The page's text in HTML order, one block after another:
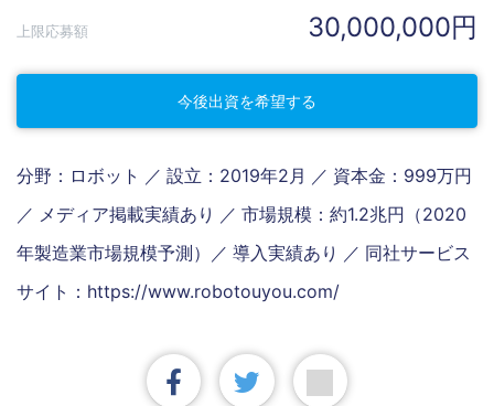
上限応募額 30,000,000円
今後出資を希望する
分野：ロボット ／ 設立：2019年2月 ／ 資本金：999万円
／ メディア掲載実績あり ／ 市場規模：約1.2兆円（2020
年製造業市場規模予測）／ 導入実績あり ／ 同社サービス
サイト：https://www.robotouyou.com/